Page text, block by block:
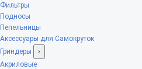
Фильтры
Подносы
Пепельницы
Аксессуары для Самокруток
Гриндеры
›
Акриловые